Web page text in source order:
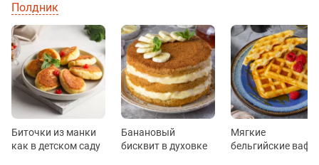
Полдник
Биточки из манки
как в детском саду
Банановый
бисквит в духовке
Мягкие
бельгийские